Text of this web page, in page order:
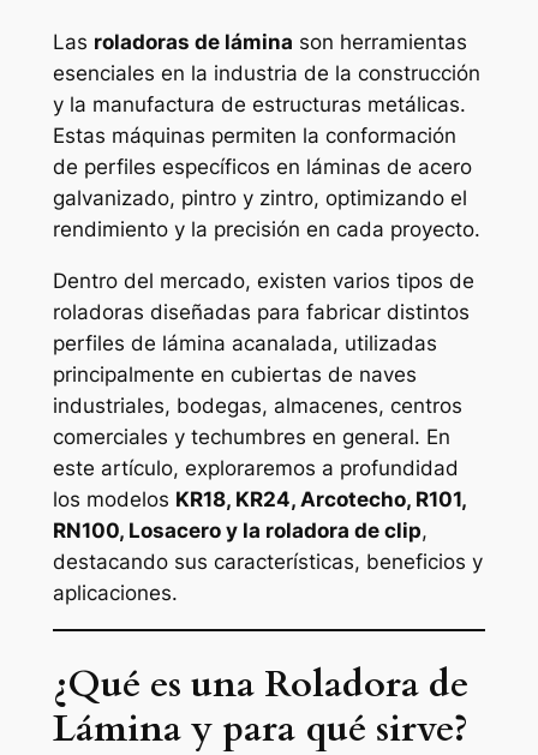
Las roladoras de lámina son herramientas
esenciales en la industria de la construcción
y la manufactura de estructuras metálicas.
Estas máquinas permiten la conformación
de perfiles específicos en láminas de acero
galvanizado, pintro y zintro, optimizando el
rendimiento y la precisión en cada proyecto.
Dentro del mercado, existen varios tipos de
roladoras diseñadas para fabricar distintos
perfiles de lámina acanalada, utilizadas
principalmente en cubiertas de naves
industriales, bodegas, almacenes, centros
comerciales y techumbres en general. En
este artículo, exploraremos a profundidad
los modelos KR18, KR24, Arcotecho, R101,
RN100, Losacero y la roladora de clip,
destacando sus características, beneficios y
aplicaciones.
¿Qué es una Roladora de
Lámina y para qué sirve?